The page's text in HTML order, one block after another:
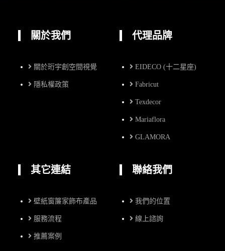
關於我們
關於珩宇創空間視覺
隱私權政策
代理品牌
EIDECO (十二星座)
Fabricut
Texdecor
Mariaflora
GLAMORA
其它連結
壁紙窗簾家飾布產品
服務流程
推薦案例
聯絡我們
我們的位置
線上諮詢